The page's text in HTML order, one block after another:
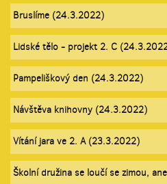
Bruslíme (24.3.2022)
Lidské tělo - projekt 2. C
Pampeliškový den (24.3.2022)
Návštěva knihovny (24.3.2022)
Vítání jara ve 2. A (23.3.2022)
Školní družina se loučí se zimou,